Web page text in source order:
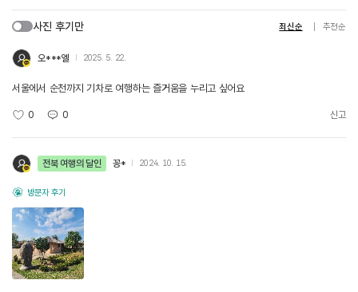
사진 후기만 최신순 추천순
오***엘 2025. 5. 22.
서울에서 순천까지 기차로 여행하는 즐거움을 누리고 싶어요
0 0 신고
전북 여행의 달인 꽁* 2024. 10. 15.
방문자 후기